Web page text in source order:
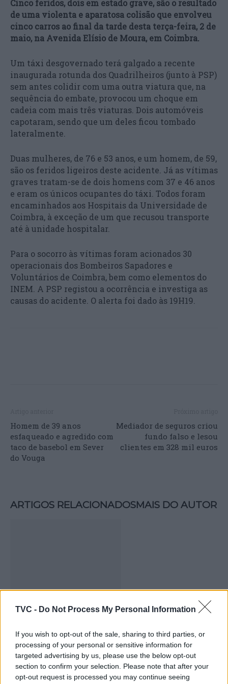
TVC - Do Not Process My Personal Information
If you wish to opt-out of the sale, sharing to third parties, or
processing of your personal or sensitive information for
targeted advertising by us, please use the below opt-out
section to confirm your selection. Please note that after your
opt-out request is processed you may continue seeing
Cinco feridos, dois em estado grave, são o resultado
de uma violenta e aparatosa colisão que envolveu
cinco carros ao final da tarde desta terça-feira, 2 de
maio, na Avenida Elísio de Moura, em Coimbra.
Um táxi desgovernado terá galgado a recente
inaugurada rotunda dos Quadrilheiros (junto à PSP)
sem antes colidir com uma outra viatura que, na
sequência do embate, provocou um choque em
cadeia com mais três viaturas. Dois automóveis
capotaram, sendo que um deles ficou tombado
lateralmente.
Duas mulheres, de 76 e 53 anos, e um homem, de 59,
são os feridos ligeiros deste acidente. Já as vítimas
graves tratam-se de dois homens com 37 e 46 anos
e eram os únicos ocupantes do táxi. Todos foram
encaminhados aos Hospitais da Universidade de
Coimbra, à exceção de um que recusou transporte
até à unidade hospitalar.
Para o socorro às vítimas foram acionados 30
operacionais dos Bombeiros Sapadores e
Voluntários de Coimbra, bem como elementos do
INEM. A PSP registou a ocorrência e investiga as
causas do acidente. O alerta foi dado às 19H19.
Homem de 39 anos
esfaqueado e agredido com
taco de basebol em Sever
do Vouga
Mediador de seguros criou
fundo falso e lesou
clientes em 328 mil euros
ARTIGOS RELACIONADOSMAIS DO AUTOR
Capacita Jovem de Poiares aproxima
jovens ao mundo do trabalho